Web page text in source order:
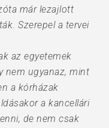
már lezajlott
Szerepel a tervei
az egyetemek
nem ugyanaz, mint
a kórházak
a kancellári
de nem csak